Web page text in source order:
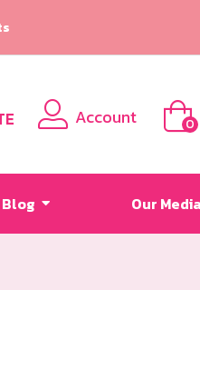
Account 0
Blog Our Media